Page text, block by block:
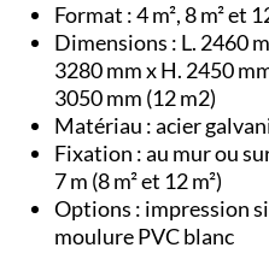
Format : 4 m², 8 m² et
Dimensions : L. 2460
3280 mm x H. 2450
3050 mm (12 m2)
Matériau : acier
Fixation : au mur ou
7 m (8 m² et 12 m²)
Options : impression
moulure PVC blanc